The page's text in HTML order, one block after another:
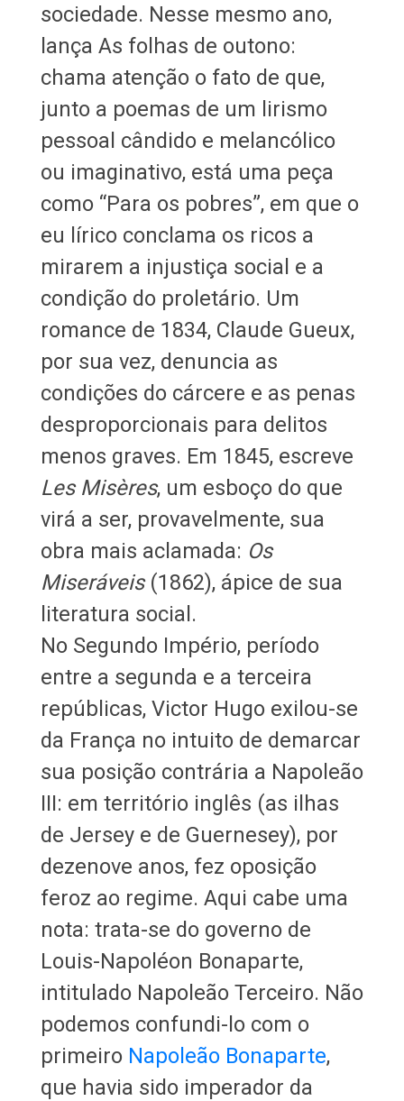
sociedade. Nesse mesmo ano,
lança As folhas de outono:
chama atenção o fato de que,
junto a poemas de um lirismo
pessoal cândido e melancólico
ou imaginativo, está uma peça
como “Para os pobres”, em que o
eu lírico conclama os ricos a
mirarem a injustiça social e a
condição do proletário. Um
romance de 1834, Claude Gueux,
por sua vez, denuncia as
condições do cárcere e as penas
desproporcionais para delitos
menos graves. Em 1845, escreve
Les Misères, um esboço do que
virá a ser, provavelmente, sua
obra mais aclamada: Os
Miseráveis (1862), ápice de sua
literatura social.
No Segundo Império, período
entre a segunda e a terceira
repúblicas, Victor Hugo exilou-se
da França no intuito de demarcar
sua posição contrária a Napoleão
III: em território inglês (as ilhas
de Jersey e de Guernesey), por
dezenove anos, fez oposição
feroz ao regime. Aqui cabe uma
nota: trata-se do governo de
Louis-Napoléon Bonaparte,
intitulado Napoleão Terceiro. Não
podemos confundi-lo com o
primeiro Napoleão Bonaparte,
que havia sido imperador da